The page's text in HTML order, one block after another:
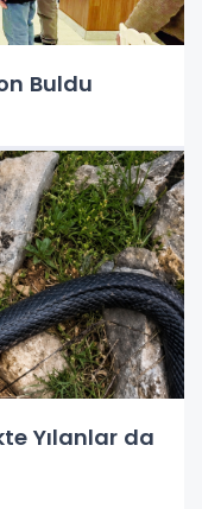
Buldu
Yılanlar da